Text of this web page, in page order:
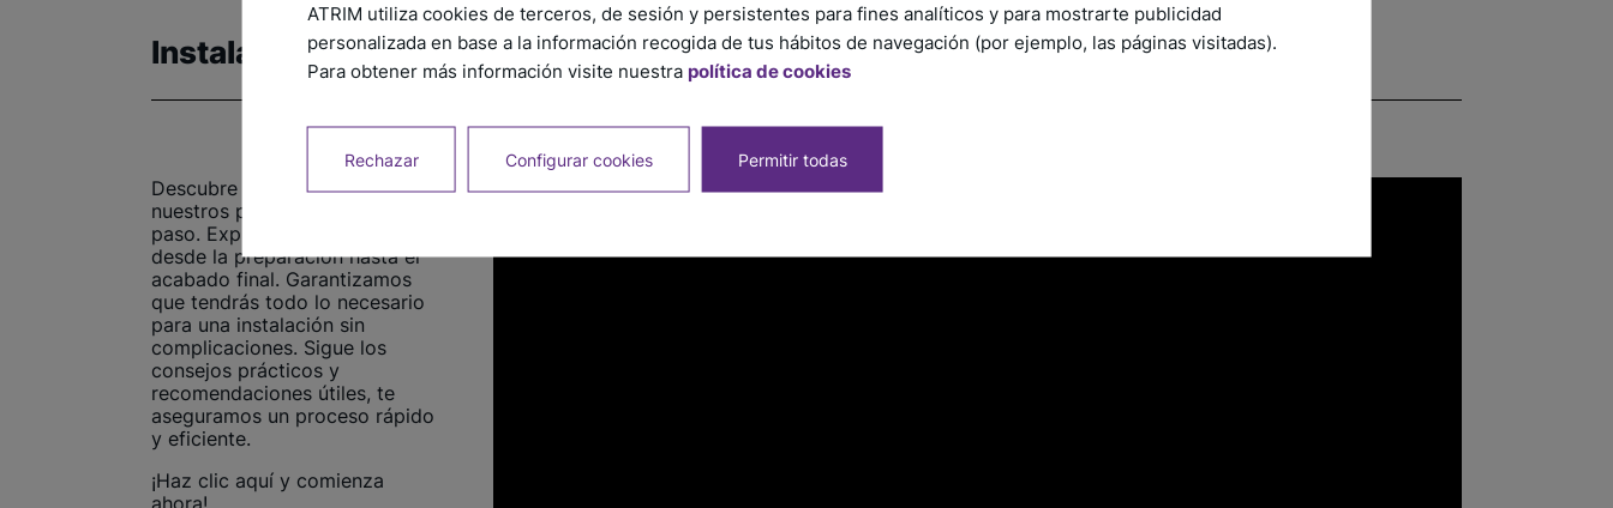
Instalación
Descubre cómo instalar
nuestros productos paso a
paso. Explora los tutoriales
desde la preparación hasta el
acabado final. Garantizamos
que tendrás todo lo necesario
para una instalación sin
complicaciones. Sigue los
consejos prácticos y
recomendaciones útiles, te
aseguramos un proceso rápido
y eficiente.
¡Haz clic aquí y comienza
ATRIM utiliza cookies de terceros, de sesión y persistentes para fines analíticos y para mostrarte publicidad
personalizada en base a la información recogida de tus hábitos de navegación (por ejemplo, las páginas visitadas).
Para obtener más información visite nuestra política de cookies
Rechazar Configurar cookies Permitir todas